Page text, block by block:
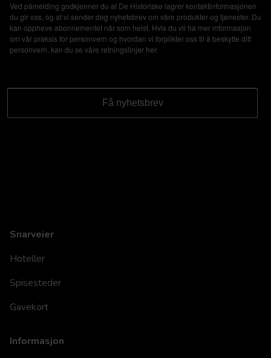
Ved påmelding godkjenner du at De Historiske lagrer kontaktinformasjonen
du gir oss, og at vi sender deg nyhetsbrev om våre produkter og tjenester. Du
kan oppheve abonnementet når som helst. Hvis du vil ha mer informasjon
om vår praksis for personvern og hvordan vi forplikter oss til å beskytte ditt
personvern, kan du se våre retningslinjer her.
Snarveier
Hoteller
Spisesteder
Gavekort
Informasjon